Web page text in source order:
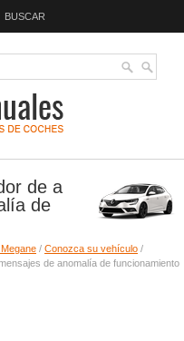
BUSCAR
de a
de
/ Conozca su vehículo /
de anomalía de funcionamiento